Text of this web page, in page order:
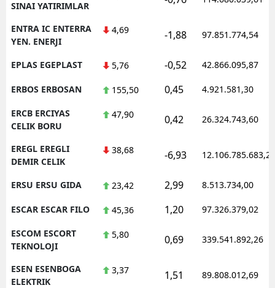
SINAI YATIRIMLAR
ENTRA IC ENTERRA
YEN. ENERJI
4,69 -1,88 97.851.774,54
EPLAS EGEPLAST 5,76 -0,52 42.866.095,87
ERBOS ERBOSAN 155,50 0,45 4.921.581,30
ERCB ERCIYAS
CELIK BORU
47,90 0,42 26.324.743,60
EREGL EREGLI
DEMIR CELIK
38,68 -6,93 12.106.785.683,20
ERSU ERSU GIDA 23,42 2,99 8.513.734,00
ESCAR ESCAR FILO 45,36 1,20 97.326.379,02
ESCOM ESCORT
TEKNOLOJI
5,80 0,69 339.541.892,26
ESEN ESENBOGA
ELEKTRIK
3,37 1,51 89.808.012,69